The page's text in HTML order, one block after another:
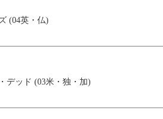
(04英・仏)
デッド (03米・独・加)